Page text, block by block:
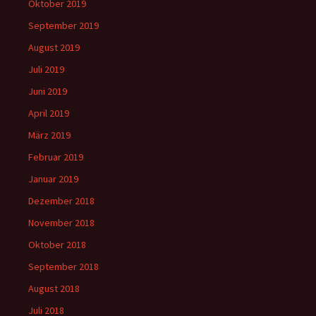
Oktober 2019
September 2019
August 2019
Juli 2019
Juni 2019
April 2019
März 2019
Februar 2019
Januar 2019
Dezember 2018
November 2018
Oktober 2018
September 2018
August 2018
Juli 2018